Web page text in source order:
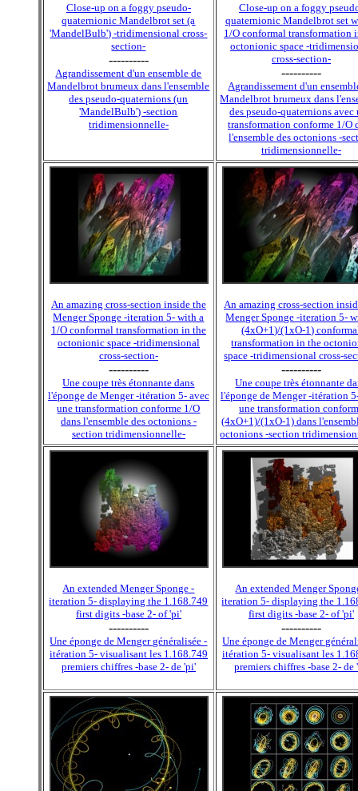
Close-up on a foggy pseudo-
quaternionic Mandelbrot set (a
'MandelBulb') -tridimensional cross-
section-
----------
Agrandissement d'un ensemble de
Mandelbrot brumeux dans l'ensemble
des pseudo-quaternions (un
'MandelBulb') -section
tridimensionnelle-
Close-up on a foggy
quaternionic Mandelbrot set
1/O conformal transformation
octonionic space -
cross-section-
----------
Agrandissement d'un
Mandelbrot brumeux dans
des pseudo-quaternions avec
transformation conforme 1/O
l'ensemble des octonions -
tridimensionnelle-
An amazing cross-section inside the
Menger Sponge -iteration 5- with a
1/O conformal transformation in the
octonionic space -tridimensional
cross-section-
----------
Une coupe très étonnante dans
l'éponge de Menger -itération 5- avec
une transformation conforme 1/O
dans l'ensemble des octonions -
section tridimensionnelle-
An amazing cross-section
Menger Sponge -iteration 5-
(4xO+1)/(1xO-1)
transformation in the
space -tridimensional cross-
----------
Une coupe très étonnante
l'éponge de Menger -itération
une transformation
(4xO+1)/(1xO-1) dans
octonions -section
An extended Menger Sponge -
iteration 5- displaying the 1.168.749
first digits -base 2- of 'pi'
----------
Une éponge de Menger généralisée -
itération 5- visualisant les 1.168.749
premiers chiffres -base 2- de 'pi'
An extended Menger
iteration 5- displaying the
first digits -base 2- of 'pi'
----------
Une éponge de Menger
itération 5- visualisant les
premiers chiffres -base 2- de